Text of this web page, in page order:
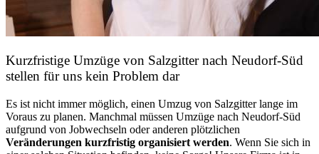
Kurzfristige Umzüge von Salzgitter nach Neudorf-Süd
stellen für uns kein Problem dar
Es ist nicht immer möglich, einen Umzug von Salzgitter lange im
Voraus zu planen. Manchmal müssen Umzüge nach Neudorf-Süd
aufgrund von Jobwechseln oder anderen plötzlichen
Veränderungen kurzfristig organisiert werden. Wenn Sie sich in